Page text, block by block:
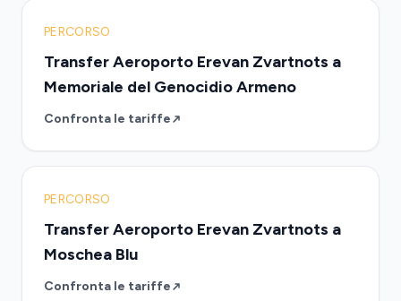
PERCORSO
Transfer Aeroporto Erevan Zvartnots a
Memoriale del Genocidio Armeno
Confronta le tariffe
PERCORSO
Transfer Aeroporto Erevan Zvartnots a
Moschea Blu
Confronta le tariffe